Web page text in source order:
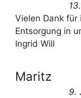
Vielen Dank für
Entsorgung in
Ingrid Will
Maritz
9.